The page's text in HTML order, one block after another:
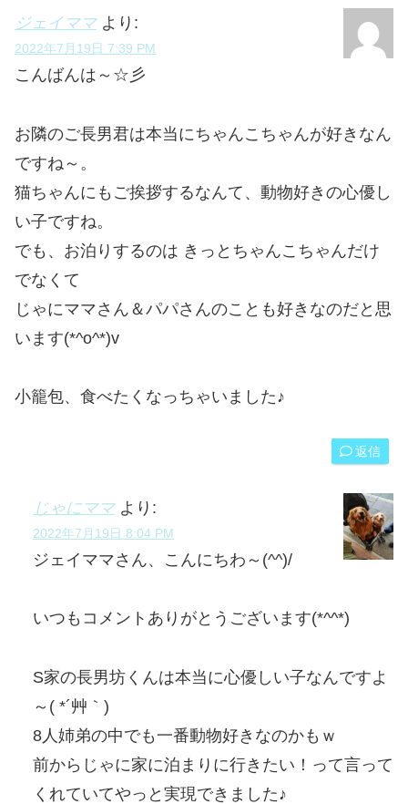
ジェイママ より:
2022年7月19日 7:39 PM
こんばんは～☆彡
お隣のご長男君は本当にちゃんこちゃんが好きなん
ですね～。
猫ちゃんにもご挨拶するなんて、動物好きの心優し
い子ですね。
でも、お泊りするのは きっとちゃんこちゃんだけ
でなくて
じゃにママさん＆パパさんのことも好きなのだと思
います(*^o^*)v
小籠包、食べたくなっちゃいました♪
返信
じゃにママ より:
2022年7月19日 8:04 PM
ジェイママさん、こんにちわ～(^^)/
いつもコメントありがとうございます(*^^*)
S家の長男坊くんは本当に心優しい子なんですよ
～( *´艸｀)
8人姉弟の中でも一番動物好きなのかもｗ
前からじゃに家に泊まりに行きたい！って言って
くれていてやっと実現できました♪